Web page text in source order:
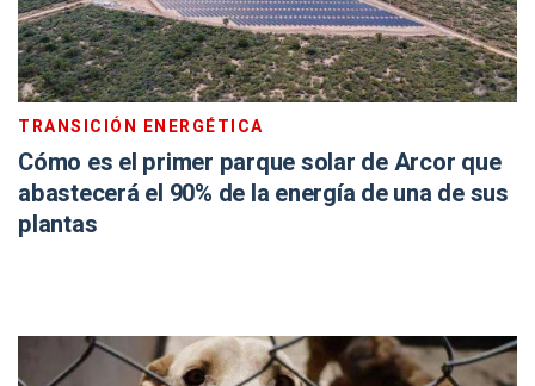
TRANSICIÓN ENERGÉTICA
Cómo es el primer parque solar de Arcor que
abastecerá el 90% de la energía de una de sus
plantas